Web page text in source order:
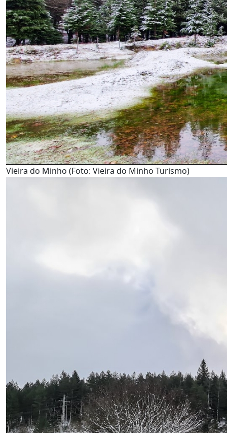
Vieira do Minho (Foto: Vieira do Minho Turismo)